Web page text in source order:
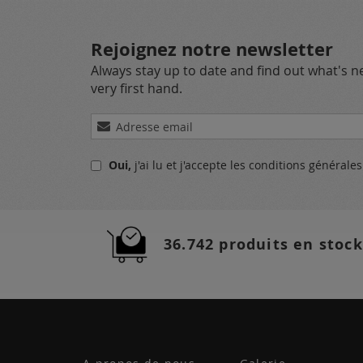
Rejoignez notre newsletter
Always stay up to date and find out what's
very first hand.
Inscription
à
lettreOui, j'ai lu et j'accepte les conditions générales
36.742 produits en stock